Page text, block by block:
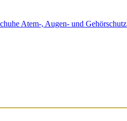
Atem-, Augen- und Gehörschutz